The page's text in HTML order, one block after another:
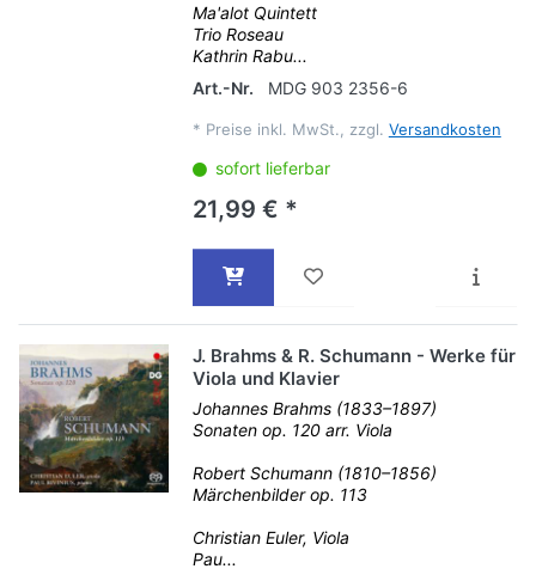
Ma'alot Quintett
Trio Roseau
Kathrin Rabu...
Art.-Nr.
MDG 903 2356-6
* Preise inkl. MwSt., zzgl. Versandkosten
sofort lieferbar
21,99 € *
J. Brahms & R. Schumann - Werke für
Viola und Klavier
Johannes Brahms (1833–1897)
Sonaten op. 120 arr. Viola
Robert Schumann (1810–1856)
Märchenbilder op. 113
Christian Euler, Viola
Pau...